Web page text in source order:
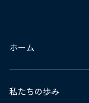
ホーム
私たちの歩み